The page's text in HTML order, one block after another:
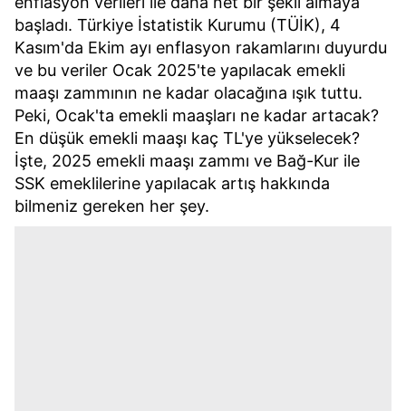
başladı. Türkiye İstatistik Kurumu (TÜİK), 4
Kasım'da Ekim ayı enflasyon rakamlarını duyurdu
ve bu veriler Ocak 2025'te yapılacak emekli
maaşı zammının ne kadar olacağına ışık tuttu.
Peki, Ocak'ta emekli maaşları ne kadar artacak?
En düşük emekli maaşı kaç TL'ye yükselecek?
İşte, 2025 emekli maaşı zammı ve Bağ-Kur ile
SSK emeklilerine yapılacak artış hakkında
bilmeniz gereken her şey.